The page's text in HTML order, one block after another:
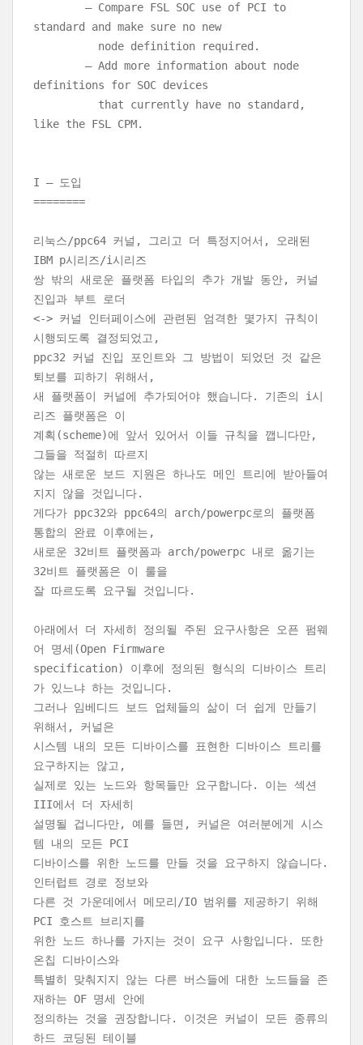
– Compare FSL SOC use of PCI to
standard and make sure no new
node definition required.
– Add more information about node
definitions for SOC devices
that currently have no standard,
like the FSL CPM.
I – 도입
========
리눅스/ppc64 커널, 그리고 더 특정지어서, 오래된
IBM p시리즈/i시리즈
쌍 밖의 새로운 플랫폼 타입의 추가 개발 동안, 커널
진입과 부트 로더
<-> 커널 인터페이스에 관련된 엄격한 몇가지 규칙이
시행되도록 결정되었고,
ppc32 커널 진입 포인트와 그 방법이 되었던 것 같은
퇴보를 피하기 위해서,
새 플랫폼이 커널에 추가되어야 했습니다. 기존의 i시
리즈 플랫폼은 이
계획(scheme)에 앞서 있어서 이들 규칙을 깹니다만,
그들을 적절히 따르지
않는 새로운 보드 지원은 하나도 메인 트리에 받아들여
지지 않을 것입니다.
게다가 ppc32와 ppc64의 arch/powerpc로의 플랫폼
통합의 완료 이후에는,
새로운 32비트 플랫폼과 arch/powerpc 내로 옮기는
32비트 플랫폼은 이 룰을
잘 따르도록 요구될 것입니다.
아래에서 더 자세히 정의될 주된 요구사항은 오픈 펌웨
어 명세(Open Firmware
specification) 이후에 정의된 형식의 디바이스 트리
가 있느냐 하는 것입니다.
그러나 임베디드 보드 업체들의 삶이 더 쉽게 만들기
위해서, 커널은
시스템 내의 모든 디바이스를 표현한 디바이스 트리를
요구하지는 않고,
실제로 있는 노드와 항목들만 요구합니다. 이는 섹션
III에서 더 자세히
설명될 겁니다만, 예를 들면, 커널은 여러분에게 시스
템 내의 모든 PCI
디바이스를 위한 노드를 만들 것을 요구하지 않습니다.
인터럽트 경로 정보와
다른 것 가운데에서 메모리/IO 범위를 제공하기 위해
PCI 호스트 브리지를
위한 노드 하나를 가지는 것이 요구 사항입니다. 또한
온칩 디바이스와
특별히 맞춰지지 않는 다른 버스들에 대한 노드들을 존
재하는 OF 명세 안에
정의하는 것을 권장합니다. 이것은 커널이 모든 종류의
하드 코딩된 테이블